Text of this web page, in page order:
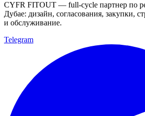
CYFR FITOUT — full-cycle партнер по
Дубае: дизайн, согласования, закупки,
и обслуживание.
Telegram